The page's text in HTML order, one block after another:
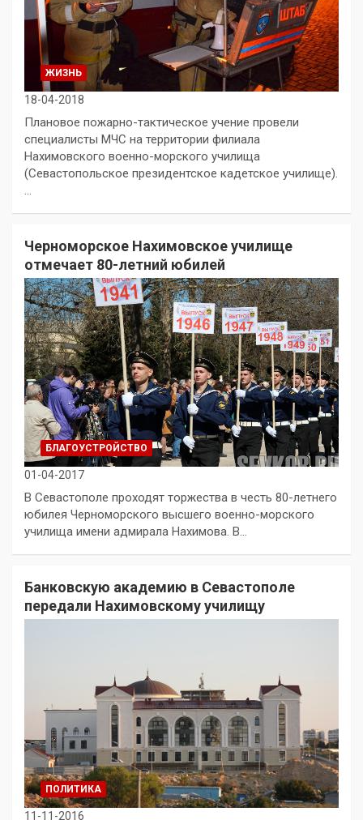
ЖИЗНЬ
18-04-2018
Плановое пожарно-тактическое учение провели
специалисты МЧС на территории филиала
Нахимовского военно-морского училища
(Севастопольское президентское кадетское училище).
…
Черноморское Нахимовское училище
отмечает 80-летний юбилей
БЛАГОУСТРОЙСТВО
01-04-2017
В Севастополе проходят торжества в честь 80-летнего
юбилея Черноморского высшего военно-морского
училища имени адмирала Нахимова. В…
Банковскую академию в Севастополе
передали Нахимовскому училищу
ПОЛИТИКА
11-11-2016